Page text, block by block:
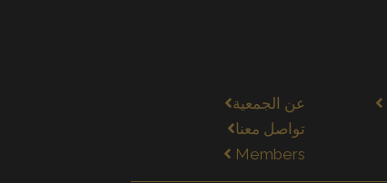
عن الجمعية
تواصل معنا
Members